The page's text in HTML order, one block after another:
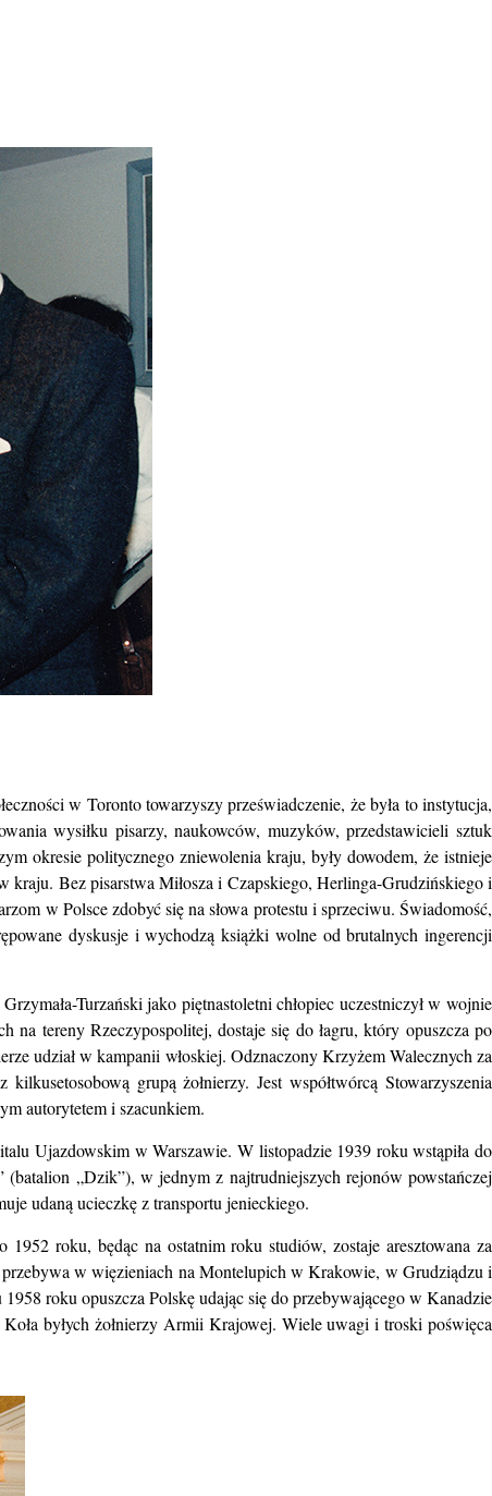
w Toronto towarzyszy przeświadczenie, że była to instytucja,
wysiłku pisarzy, naukowców, muzyków, przedstawicieli sztuk
okresie politycznego zniewolenia kraju, były dowodem, że istnieje
kraju. Bez pisarstwa Miłosza i Czapskiego, Herlinga-Grudzińskiego i
w Polsce zdobyć się na słowa protestu i sprzeciwu. Świadomość,
dyskusje i wychodzą książki wolne od brutalnych ingerencji
Turzański jako piętnastoletni chłopiec uczestniczył w wojnie
tereny Rzeczypospolitej, dostaje się do łagru, który opuszcza po
udział w kampanii włoskiej. Odznaczony Krzyżem Walecznych za
grupą żołnierzy. Jest współtwórcą Stowarzyszenia
autorytetem i szacunkiem.
Ujazdowskim w Warszawie. W listopadzie 1939 roku wstąpiła do
„Dzik”), w jednym z najtrudniejszych rejonów powstańczej
udaną ucieczkę z transportu jenieckiego.
roku, będąc na ostatnim roku studiów, zostaje aresztowana za
w więzieniach na Montelupich w Krakowie, w Grudziądzu i
roku opuszcza Polskę udając się do przebywającego w Kanadzie
byłych żołnierzy Armii Krajowej. Wiele uwagi i troski poświęca